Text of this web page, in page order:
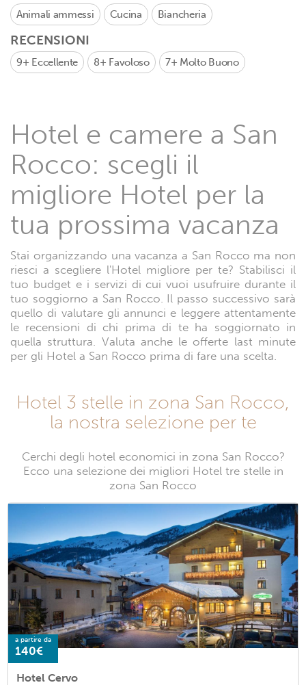
Animali ammessi Cucina Biancheria
RECENSIONI
9+ Eccellente 8+ Favoloso 7+ Molto Buono
Hotel e camere a San
Rocco: scegli il
migliore Hotel per la
tua prossima vacanza
Stai organizzando una vacanza a San Rocco ma non
riesci a scegliere l'Hotel migliore per te? Stabilisci il
tuo budget e i servizi di cui vuoi usufruire durante il
tuo soggiorno a San Rocco. Il passo successivo sarà
quello di valutare gli annunci e leggere attentamente
le recensioni di chi prima di te ha soggiornato in
quella struttura. Valuta anche le offerte last minute
per gli Hotel a San Rocco prima di fare una scelta.
Hotel 3 stelle in zona San Rocco,
la nostra selezione per te
Cerchi degli hotel economici in zona San Rocco?
Ecco una selezione dei migliori Hotel tre stelle in
zona San Rocco
a partire da
140€
Hotel Cervo